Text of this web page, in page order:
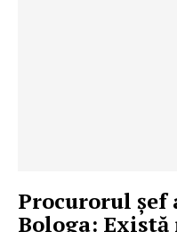
Procurorul șef
Bologa: